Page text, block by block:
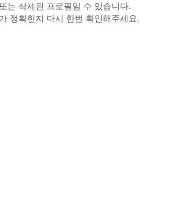
는 삭제된 프로필일 수 있습니다.
정확한지 다시 한번 확인해주세요.